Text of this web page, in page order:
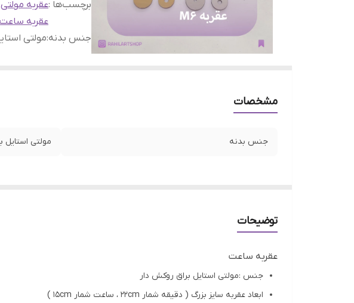
برچسب‌ها :عقربه
عقربه
جنس بدنه:مولتی
مشخصات
جنس بدنه مولتی استایل
توضیحات
عقربه ساعت
جنس :مولتی استایل براق روکش دار
ابعاد عقربه سایز بزرگ ( دقیقه شمار 22cm ، ساعت شمار 15cm )